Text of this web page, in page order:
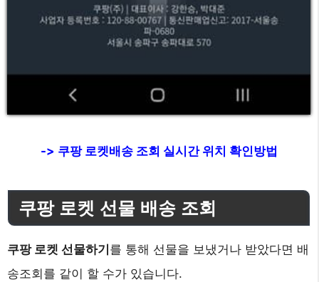
-> 쿠팡 로켓배송 조회 실시간 위치 확인방법
쿠팡 로켓 선물 배송 조회
쿠팡 로켓 선물하기 를 통해 선물을 보냈거나 받았다면 배
송조회를 같이 할 수가 있습니다.